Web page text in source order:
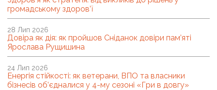
громадському здоров’ї
Довіра як дія: як пройшов Сніданок довіри пам’яті
Ярослава Рущишина
28 Лип 2026
Енергія стійкості: як ветерани, ВПО та власники
бізнесів об’єдналися у 4-му сезоні «Гри в довгу»
24 Лип 2026